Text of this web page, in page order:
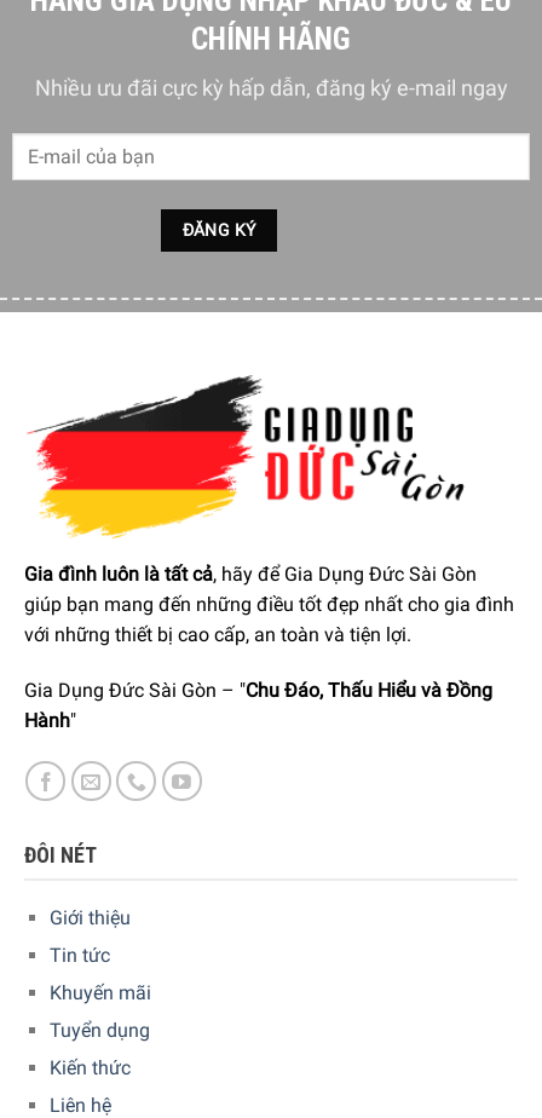
Thiết kế với nhiều chế độ sáng khác nhau
2. Thiết kế với nhiều chức năng trong 1 sản phẩm
Sản phẩm Đèn Chống Cận Wilit U13AQ được thiết kế với
là một chiếc đèn chiếu sáng thông thường mà là một sản
Đèn Chống Cận Wilit U13AQ với nhiều tính năng hữu ích đi kèm
3. Thiết kế tiện lợi, gọn gàng
cho phép điều chỉnh được, giúp dễ dàng xếp gọn hoặc điều
chỉnh cho từng mục đích sử dụng khác nhau. Khớp nối
đầu đèn có góc thay đổi lên đến 150 độ, khớp nối tay đèn
có thể gập ngang 90 độ.
CHÍNH HÃNG
Nhiều ưu đãi cực kỳ hấp dẫn, đăng ký e-mail ngay
Gia đình luôn là tất cả, hãy để Gia Dụng Đức Sài Gòn
giúp bạn mang đến những điều tốt đẹp nhất cho gia đình
với những thiết bị cao cấp, an toàn và tiện lợi.
Gia Dụng Đức Sài Gòn – "Chu Đáo, Thấu Hiểu và Đồng
Hành"
ĐÔI NÉT
Giới thiệu
Tin tức
Khuyến mãi
Tuyển dụng
Kiến thức
Liên hệ